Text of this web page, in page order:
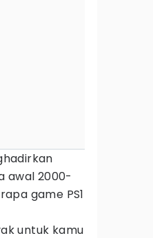
awal 2000-
game PS1
untuk kamu